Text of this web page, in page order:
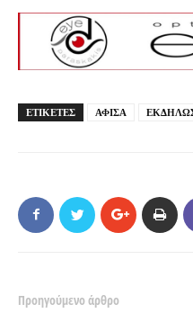
ΕΤΙΚΕΤΕΣ ΑΦΙΣΑ
Προηγούμενο άρθρο